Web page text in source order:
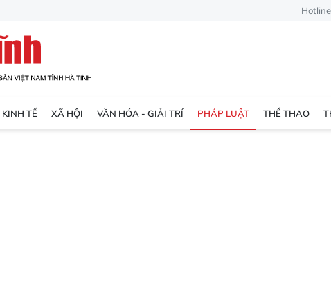
KINH TẾ XÃ HỘI VĂN HÓA - GIẢI TRÍ PHÁP LUẬT THỂ THAO